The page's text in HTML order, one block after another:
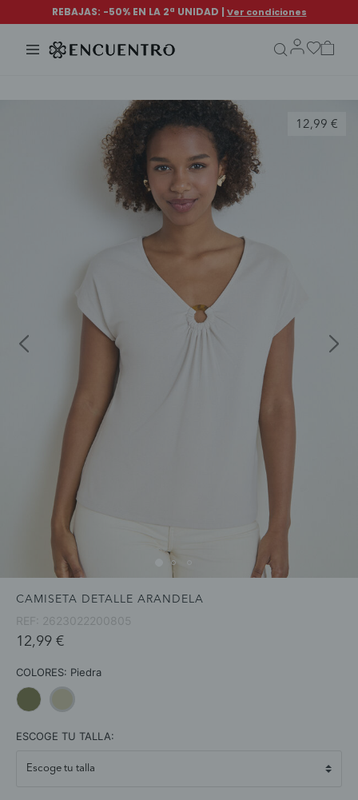
12,99 €
CAMISETA DETALLE ARANDELA
REF: 2623022200805
12,99 €
COLORES: Piedra
ESCOGE TU TALLA: